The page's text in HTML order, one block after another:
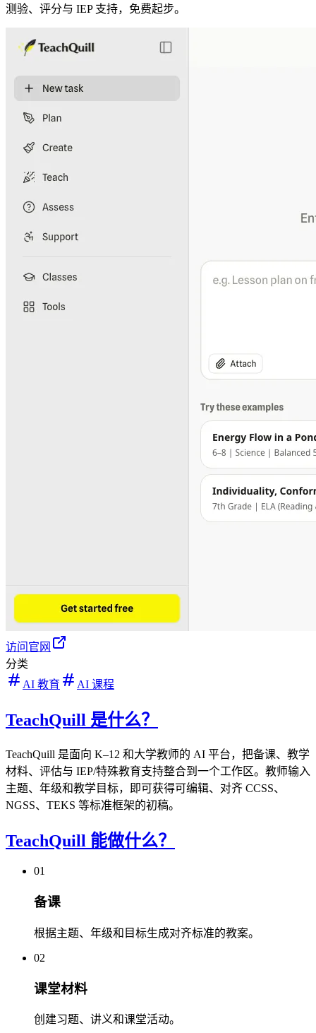
测验、评分与 IEP 支持，免费起步。
访问官网
分类
AI 教育
AI 课程
TeachQuill 是什么？
TeachQuill 是面向 K–12 和大学教师的 AI 平台，把备课、教学
材料、评估与 IEP/特殊教育支持整合到一个工作区。教师输入
主题、年级和教学目标，即可获得可编辑、对齐 CCSS、
NGSS、TEKS 等标准框架的初稿。
TeachQuill 能做什么？
01
备课
根据主题、年级和目标生成对齐标准的教案。
02
课堂材料
创建习题、讲义和课堂活动。